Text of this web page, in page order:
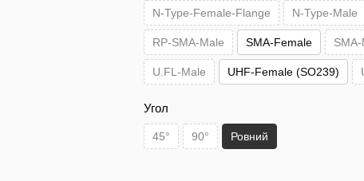
N-Type-Female-Flange N-Type-Male
RP-SMA-Male SMA-Female
U.FL-Male UHF-Female (SO239)
Угол
45° 90° Ровний